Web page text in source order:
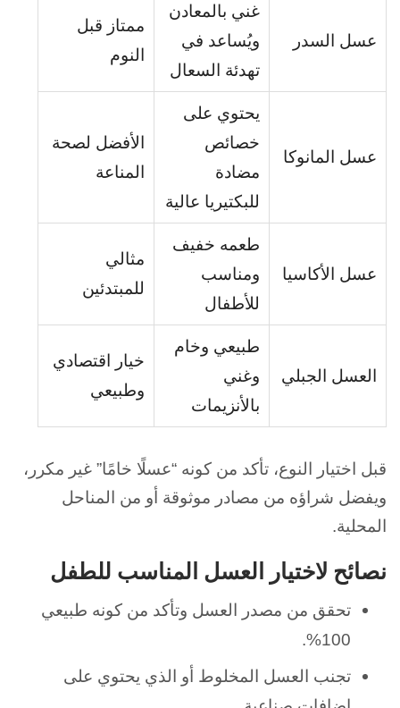
عسل السدر
غني بالمعادن
ويُساعد في
تهدئة السعال
ممتاز قبل
النوم
عسل المانوكا
يحتوي على
خصائص
مضادة
للبكتيريا عالية
الأفضل لصحة
المناعة
عسل الأكاسيا
طعمه خفيف
ومناسب
للأطفال
مثالي
للمبتدئين
العسل الجبلي
طبيعي وخام
وغني
بالأنزيمات
خيار اقتصادي
وطبيعي
قبل اختيار النوع، تأكد من كونه “عسلًا خامًا” غير مكرر،
ويفضل شراؤه من مصادر موثوقة أو من المناحل
المحلية.
نصائح لاختيار العسل المناسب للطفل
تحقق من مصدر العسل وتأكد من كونه طبيعي
100%.
تجنب العسل المخلوط أو الذي يحتوي على